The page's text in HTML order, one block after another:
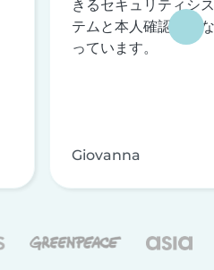
きるセキュリティシス
テムと本人確認を行な
っています。
Giovanna